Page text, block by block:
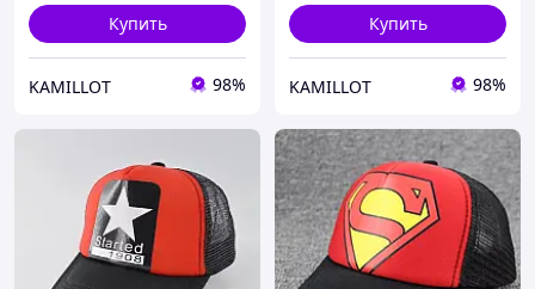
Купить
KAMILLOT 98%
Купить
KAMILLOT 98%